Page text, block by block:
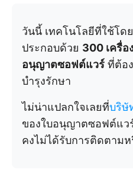
วันนี้ เทคโนโลยีที่ใช้โด
ประกอบด้วย 300 เครื่อ
อนุญาตซอฟต์แวร์ ที่ต้อ
บำรุงรักษา
ไม่น่าแปลกใจเลยที่บริษั
ของใบอนุญาตซอฟต์แว
คงไม่ได้รับการติดตาม